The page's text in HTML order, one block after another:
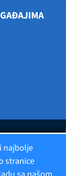
najbolje
stranice